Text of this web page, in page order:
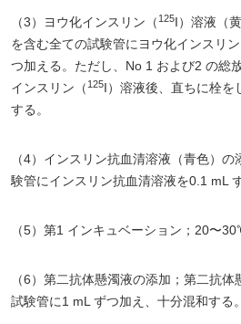
（3）ヨウ化インスリン（ 125I）溶液（
を含む全ての試験管にヨウ化インスリ
つ加える。ただし、No 1 および2 の総
インスリン（ 125I）溶液後、直ちに栓を
する。
（4）インスリン抗血清溶液（青色）
験管にインスリン抗血清溶液を0.1 mL
（5）第1 インキュベーション；20〜
（6）第二抗体懸濁液の添加；第二抗
試験管に1 mL ずつ加え、十分混和する。